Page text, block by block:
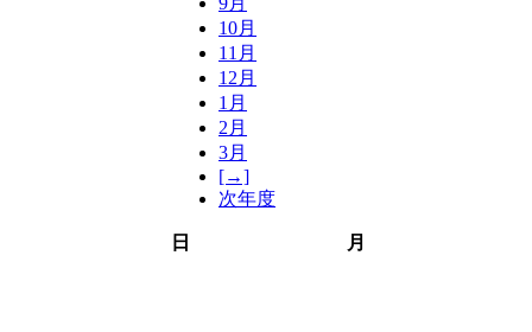
10月
11月
12月
1月
2月
3月
[→]
次年度
日 月